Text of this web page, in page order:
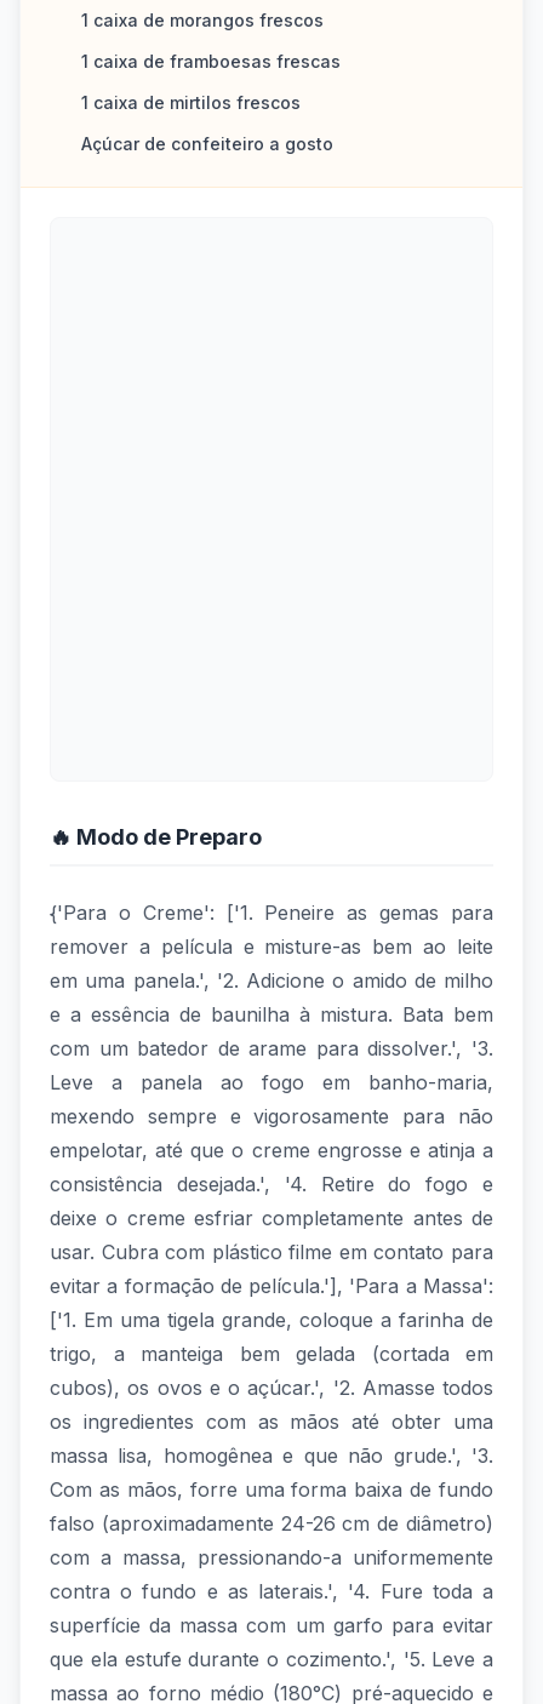
1 caixa de morangos frescos
1 caixa de framboesas frescas
1 caixa de mirtilos frescos
Açúcar de confeiteiro a gosto
🔥 Modo de Preparo
{'Para o Creme': ['1. Peneire as gemas para
remover a película e misture-as bem ao leite
em uma panela.', '2. Adicione o amido de milho
e a essência de baunilha à mistura. Bata bem
com um batedor de arame para dissolver.', '3.
Leve a panela ao fogo em banho-maria,
mexendo sempre e vigorosamente para não
empelotar, até que o creme engrosse e atinja a
consistência desejada.', '4. Retire do fogo e
deixe o creme esfriar completamente antes de
usar. Cubra com plástico filme em contato para
evitar a formação de película.'], 'Para a Massa':
['1. Em uma tigela grande, coloque a farinha de
trigo, a manteiga bem gelada (cortada em
cubos), os ovos e o açúcar.', '2. Amasse todos
os ingredientes com as mãos até obter uma
massa lisa, homogênea e que não grude.', '3.
Com as mãos, forre uma forma baixa de fundo
falso (aproximadamente 24-26 cm de diâmetro)
com a massa, pressionando-a uniformemente
contra o fundo e as laterais.', '4. Fure toda a
superfície da massa com um garfo para evitar
que ela estufe durante o cozimento.', '5. Leve a
massa ao forno médio (180°C) pré-aquecido e